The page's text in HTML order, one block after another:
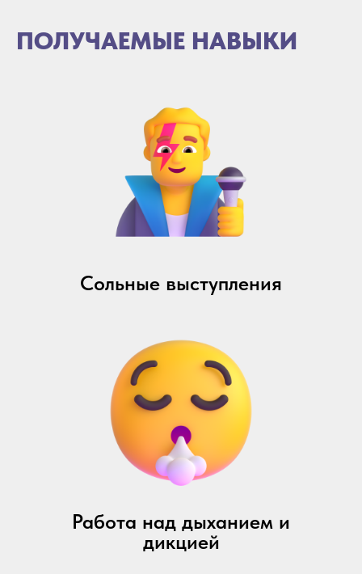
ПОЛУЧАЕМЫЕ НАВЫКИ
Сольные выступления
Работа над дыханием и
дикцией